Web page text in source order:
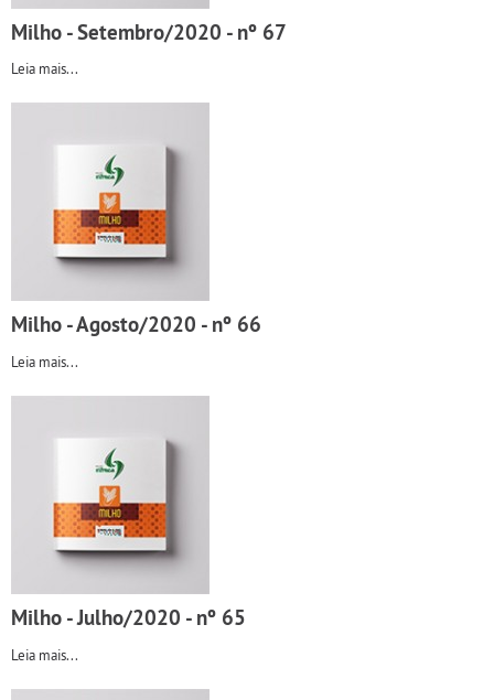
Milho - Setembro/2020 - nº 67
Leia mais...
Milho - Agosto/2020 - nº 66
Leia mais...
Milho - Julho/2020 - nº 65
Leia mais...